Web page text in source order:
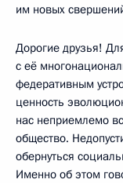
им новых
Дорогие друзья!
с её
федеративным
ценность
нас неприемлемо
общество.
обернуться
Именно об этом